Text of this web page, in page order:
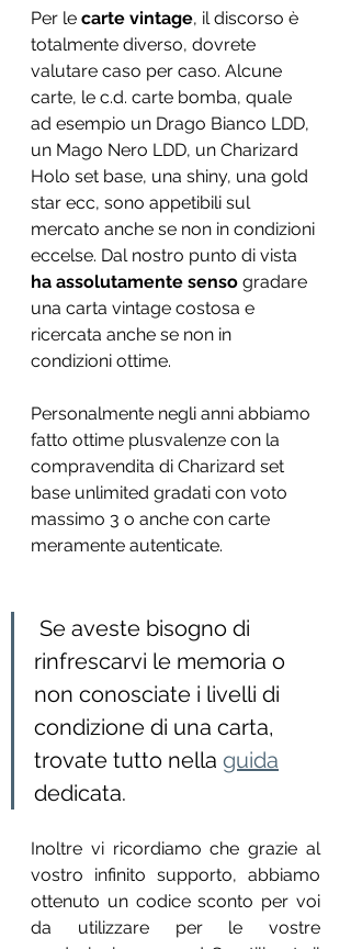
Per le carte vintage, il discorso è
totalmente diverso, dovrete
valutare caso per caso. Alcune
carte, le c.d. carte bomba, quale
ad esempio un Drago Bianco LDD,
un Mago Nero LDD, un Charizard
Holo set base, una shiny, una gold
star ecc, sono appetibili sul
mercato anche se non in condizioni
eccelse. Dal nostro punto di vista
ha assolutamente senso gradare
una carta vintage costosa e
ricercata anche se non in
condizioni ottime.
Personalmente negli anni abbiamo
fatto ottime plusvalenze con la
compravendita di Charizard set
base unlimited gradati con voto
massimo 3 o anche con carte
meramente autenticate.
rinfrescarvi le memoria o
non conosciate i livelli di
condizione di una carta,
trovate tutto nella guida
dedicata.
Inoltre vi ricordiamo che grazie al
vostro infinito supporto, abbiamo
ottenuto un codice sconto per voi
da utilizzare per le vostre